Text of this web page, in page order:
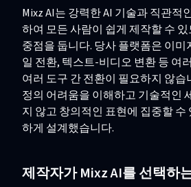
Mixz AI는 강력한 AI 기술과 직관적
하여 모든 사람이 쉽게 제작할 수
중점을 둡니다. 당사 플랫폼은 이미
일 전환, 텍스트-비디오 변환 등 여
여러 도구 간 전환이 필요하지 않습
정의 어려움을 이해하고 기술적인
지 않고 창의적인 표현에 집중할 수
하게 설계했습니다.
제작자가 Mixz AI를 선택하